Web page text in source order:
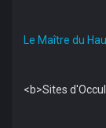
Le Maître du
<b>Sites